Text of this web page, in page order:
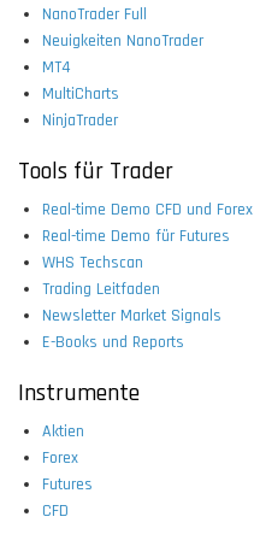
NanoTrader Full
Neuigkeiten NanoTrader
MT4
MultiCharts
NinjaTrader
Tools für Trader
Real-time Demo CFD und Forex
Real-time Demo für Futures
WHS Techscan
Trading Leitfaden
Newsletter Market Signals
E-Books und Reports
Instrumente
Aktien
Forex
Futures
CFD